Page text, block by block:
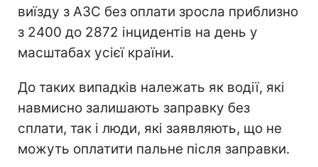
виїзду з АЗС без оплати зросла приблизно
з 2400 до 2872 інцидентів на день у
масштабах усієї країни.
До таких випадків належать як водії, які
навмисно залишають заправку без
сплати, так і люди, які заявляють, що не
можуть оплатити пальне після заправки.